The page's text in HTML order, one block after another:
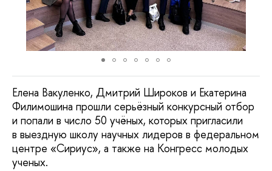
Елена Вакуленко, Дмитрий Широков и Екатерина
Филимошина прошли серьёзный конкурсный отбор
и попали в число 50 учёных, которых пригласили
в выездную школу научных лидеров в федеральном
центре «Сириус», а также на Конгресс молодых
ученых.